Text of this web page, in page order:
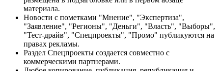
материала.
Новости с пометками "Мнение", "Экспертиза",
"Заявление", "Регионы", "Деньги", "Власть", "Выборы",
"Тест-драйв", "Спецпроекты", "Промо" публикуются на
правах рекламы.
Раздел Спецпроекты создается совместно с
коммерческими партнерами.